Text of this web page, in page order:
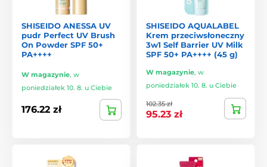
SHISEIDO ANESSA UV
pudr Perfect UV Brush
On Powder SPF 50+
PA++++
W magazynie, w
poniedziałek 10. 8. u Ciebie
176.22 zł
SHISEIDO AQUALABEL
Krem przeciwsłoneczny
3w1 Self Barrier UV Milk
SPF 50+ PA++++ (45 g)
W magazynie, w
poniedziałek 10. 8. u Ciebie
102.35 zł
95.23 zł